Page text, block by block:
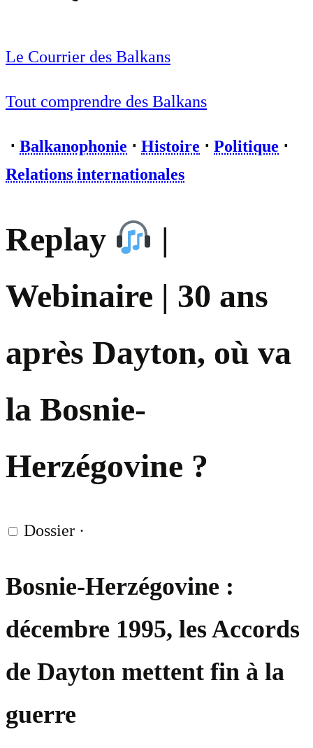
Le Courrier des Balkans
Tout comprendre des Balkans
⋅ Balkanophonie ⋅ Histoire ⋅ Politique ⋅
Relations internationales
Replay
|
Webinaire | 30 ans
après Dayton, où va
la Bosnie-
Herzégovine ?
Dossier ·
Bosnie-Herzégovine :
décembre 1995, les Accords
de Dayton mettent fin à la
guerre